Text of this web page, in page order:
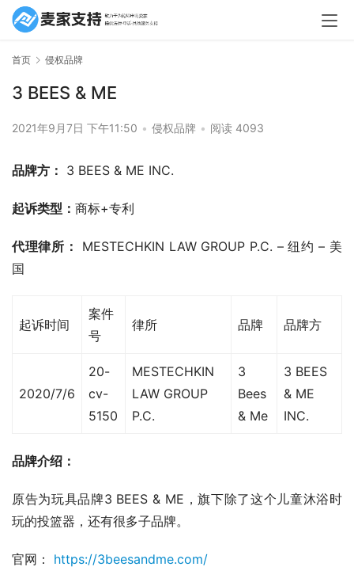
首页 侵权品牌
3 BEES & ME
2021年9月7日 下午11:50 • 侵权品牌 • 阅读 4093
品牌方： 3 BEES & ME INC.
起诉类型： 商标+专利
代理律所：
MESTECHKIN LAW GROUP P.C. – 纽约 – 美
国
起诉时间
案件
号
律所 品牌 品牌方
2020/7/6
20-
cv-
5150
MESTECHKIN
LAW GROUP
P.C.
3
Bees
& Me
3 BEES
& ME
INC.
品牌介绍：
原告为玩具品牌3 BEES & ME，旗下除了这个儿童沐浴时
玩的投篮器，还有很多子品牌。
官网： https://3beesandme.com/